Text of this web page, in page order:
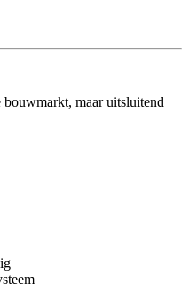
maar uitsluitend